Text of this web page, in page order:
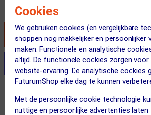
Cookies
We gebruiken cookies (en vergelijkbare
shoppen nog makkelijker en persoonlijker
maken. Functionele en analytische
altijd. De functionele cookies zorgen voor
website-ervaring. De analytische cookies
FuturumShop elke dag te kunnen
Met de persoonlijke cookie technologie
nuttige en persoonlijke advertenties laten
VOEG TOE AAN WINKELWAGEN
Stel je productvragen aan onze AI
Voor 23:00 uur besteld, morgen in huis